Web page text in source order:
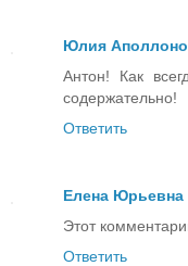
Юлия
Антон! Как
содержательно!
Ответить
Елена Юрьевна
Этот
Ответить